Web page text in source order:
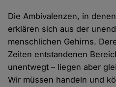
Die Ambivalenzen, in
erklären sich aus der
menschlichen Gehirns.
Zeiten entstandenen
unentwegt – liegen aber
Wir müssen handeln und